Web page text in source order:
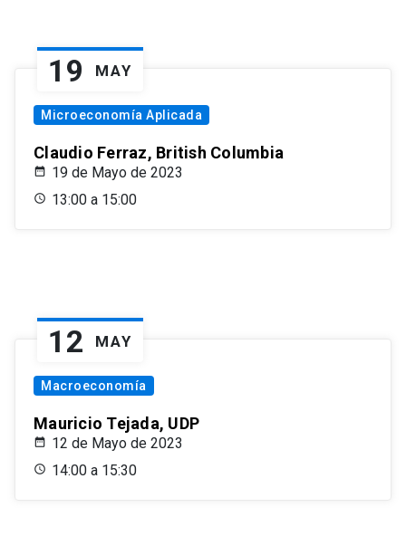
19 MAY
Microeconomía Aplicada
Claudio Ferraz, British Columbia
19 de Mayo de 2023
13:00 a 15:00
12 MAY
Macroeconomía
Mauricio Tejada, UDP
12 de Mayo de 2023
14:00 a 15:30